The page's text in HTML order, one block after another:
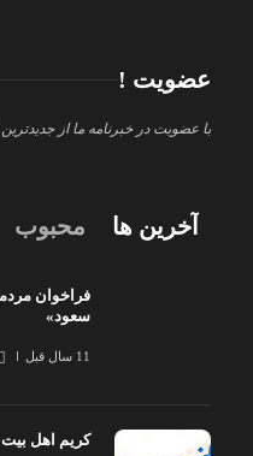
عضویت !
با عضویت در خبرنامه ما از
آخرین ها محبوب
فراخوان
سعود»
11 سال قبل
کریم اهل